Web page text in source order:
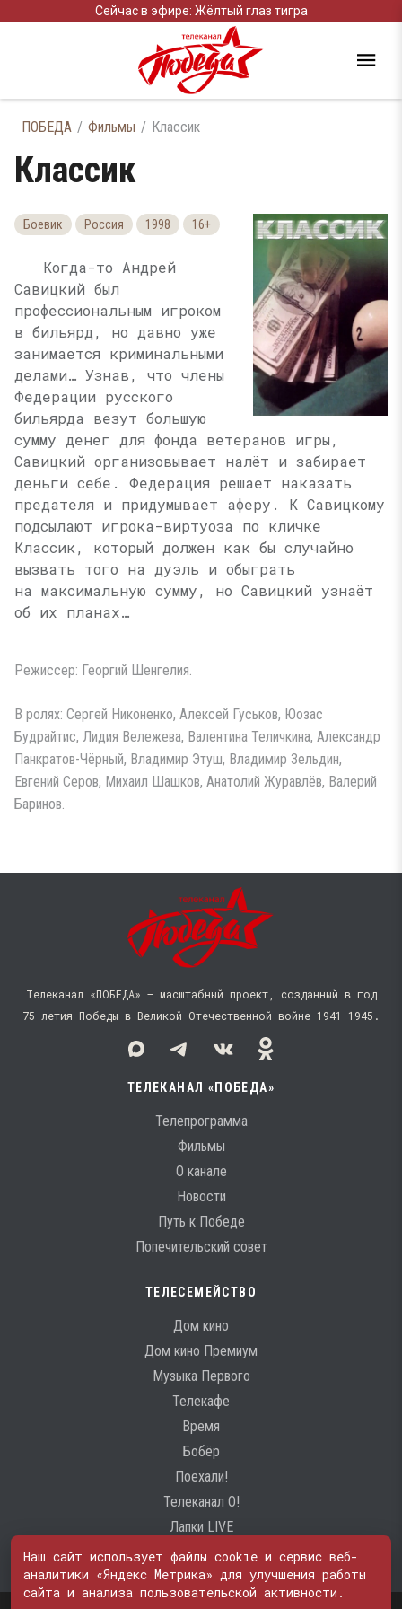
Сейчас в эфире: Жёлтый глаз тигра
ПОБЕДА Фильмы Классик
Классик
Боевик Россия 1998 16+
Когда-то Андрей
Савицкий был
профессиональным игроком
в бильярд, но давно уже
занимается криминальными
делами… Узнав, что члены
Федерации русского
бильярда везут большую
сумму денег для фонда ветеранов игры,
Савицкий организовывает налёт и забирает
деньги себе. Федерация решает наказать
предателя и придумывает аферу. К Савицкому
подсылают игрока-виртуоза по кличке
Классик, который должен как бы случайно
вызвать того на дуэль и обыграть
на максимальную сумму, но Савицкий узнаёт
об их планах…
Режиссер: Георгий Шенгелия.
В ролях: Сергей Никоненко, Алексей Гуськов, Юозас
Будрайтис, Лидия Вележева, Валентина Теличкина, Александр
Панкратов-Чёрный, Владимир Этуш, Владимир Зельдин,
Евгений Серов, Михаил Шашков, Анатолий Журавлёв, Валерий
Баринов.
Телеканал «ПОБЕДА» — масштабный проект, созданный в год
75-летия Победы в Великой Отечественной войне 1941−1945.
ТЕЛЕКАНАЛ «ПОБЕДА»
Телепрограмма
Фильмы
О канале
Новости
Путь к Победе
Попечительский совет
ТЕЛЕСЕМЕЙСТВО
Дом кино
Дом кино Премиум
Музыка Первого
Телекафе
Время
Бобёр
Поехали!
Телеканал О!
Лапки LIVE
Наш сайт использует файлы cookie и сервис веб-
аналитики «Яндекс Метрика» для улучшения работы
сайта и анализа пользовательской активности.